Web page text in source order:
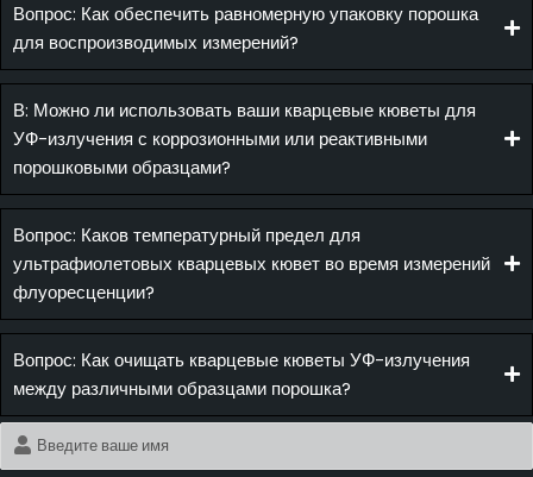
Вопрос: Как обеспечить равномерную упаковку порошка
для воспроизводимых измерений?
В: Можно ли использовать ваши кварцевые кюветы для
УФ-излучения с коррозионными или реактивными
порошковыми образцами?
Вопрос: Каков температурный предел для
ультрафиолетовых кварцевых кювет во время измерений
флуоресценции?
Вопрос: Как очищать кварцевые кюветы УФ-излучения
между различными образцами порошка?
Имя